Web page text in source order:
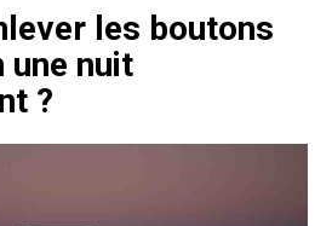
les boutons
une nuit
?